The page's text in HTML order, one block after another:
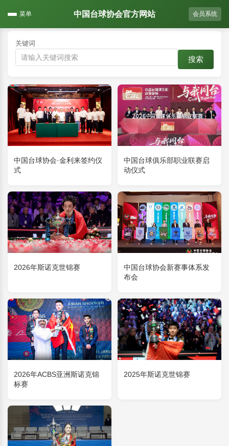
菜单 中国台球协会官方网站 会员系统
关键词
搜索
中国台球协会·金利来签约仪
式
中国台球俱乐部职业联赛启
动仪式
2026年斯诺克世锦赛
中国台球协会新赛事体系发
布会
2026年ACBS亚洲斯诺克锦
标赛
2025年斯诺克世锦赛